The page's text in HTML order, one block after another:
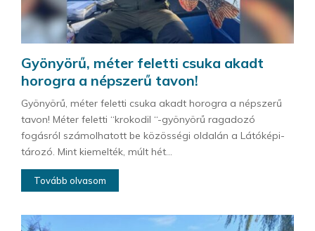
Gyönyörű, méter feletti csuka akadt
horogra a népszerű tavon!
Gyönyörű, méter feletti csuka akadt horogra a népszerű
tavon! Méter feletti “krokodil “-gyönyörű ragadozó
fogásról számolhatott be közösségi oldalán a Látóképi-
tározó. Mint kiemelték, múlt hét...
Tovább olvasom